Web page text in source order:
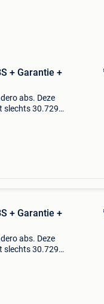
+ Garantie +
abs. Deze
slechts 30.729
+ Garantie +
abs. Deze
slechts 30.729